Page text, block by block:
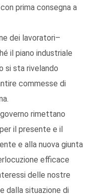
prima consegna a
dei lavoratori–
il piano industriale
si sta rivelando
commesse di
rimettano
il presente e il
e alla nuova giunta
efficace
delle nostre
dalla situazione di